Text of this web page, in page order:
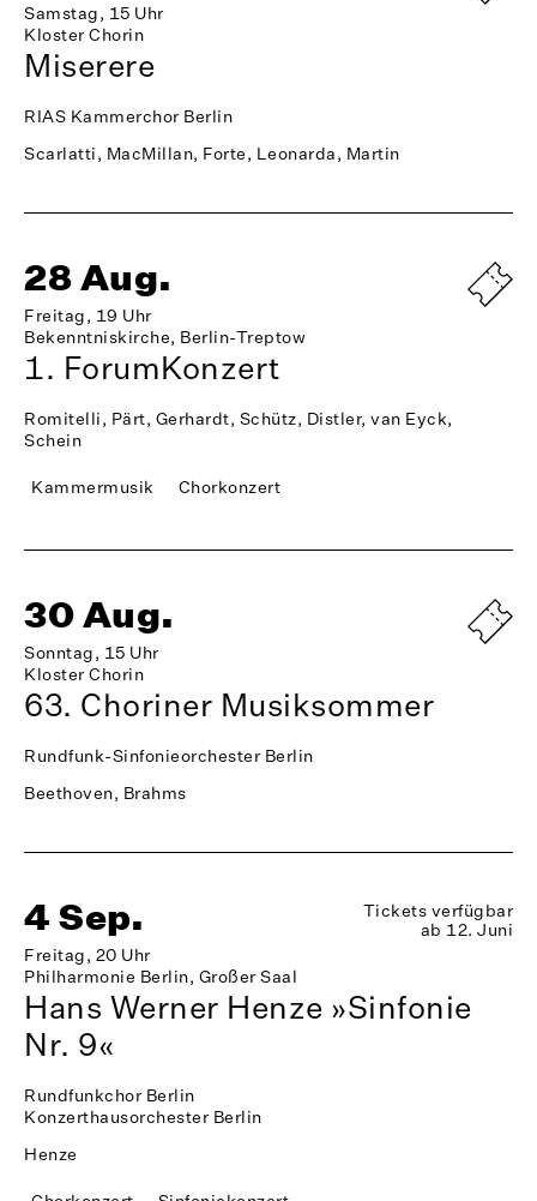
Samstag, 15 Uhr
Kloster Chorin
Miserere
RIAS Kammerchor Berlin
Scarlatti, MacMillan, Forte, Leonarda, Martin
28 Aug.
Freitag, 19 Uhr
Bekenntniskirche, Berlin-Treptow
1. ForumKonzert
Romitelli, Pärt, Gerhardt, Schütz, Distler, van Eyck,
Schein
Kammermusik Chorkonzert
30 Aug.
Sonntag, 15 Uhr
Kloster Chorin
63. Choriner Musiksommer
Rundfunk-Sinfonieorchester Berlin
Beethoven, Brahms
4 Sep.
Freitag, 20 Uhr
Philharmonie Berlin, Großer Saal
Tickets verfügbar
ab 12. Juni
Hans Werner Henze »Sinfonie
Nr. 9«
Rundfunkchor Berlin
Konzerthausorchester Berlin
Henze